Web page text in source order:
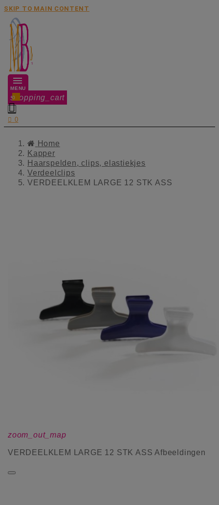
SKIP TO MAIN CONTENT
MENU
shopping_cart
0

 0
Home
Kapper
Haarspelden, clips, elastiekjes
Verdeelclips
VERDEELKLEM LARGE 12 STK ASS
zoom_out_map
VERDEELKLEM LARGE 12 STK ASS Afbeeldingen